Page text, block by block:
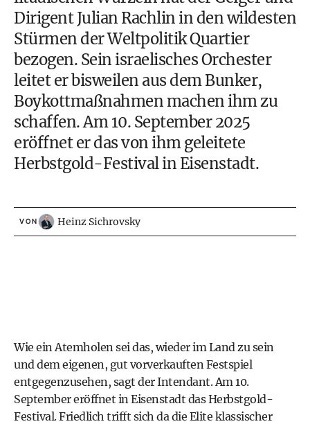
Dirigent Julian Rachlin in den wildesten
Stürmen der Weltpolitik Quartier
bezogen. Sein israelisches Orchester
leitet er bisweilen aus dem Bunker,
Boykottmaßnahmen machen ihm zu
schaffen. Am 10. September 2025
eröffnet er das von ihm geleitete
Herbstgold-Festival in Eisenstadt.
VON Heinz Sichrovsky
Wie ein Atemholen sei das, wieder im Land zu sein
und dem eigenen, gut vorverkauften Festspiel
entgegenzusehen, sagt der Intendant. Am 10.
September eröffnet in Eisenstadt das Herbstgold-
Festival. Friedlich trifft sich da die Elite klassischer